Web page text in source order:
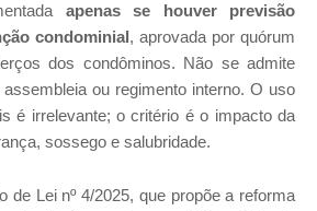
apenas se houver previsão
condominial , aprovada por quórum
dos condôminos. Não se admite
ou regimento interno. O uso
é irrelevante; o critério é o impacto da
sossego e salubridade.
de Lei nº 4/2025, que propõe a reforma